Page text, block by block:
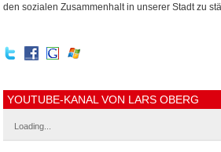
den sozialen Zusammenhalt in unserer Stadt zu
YOUTUBE-KANAL VON LARS OBERG
Loading...